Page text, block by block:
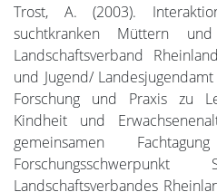
Trost, A. (2003).
suchtkranken Müttern
Landschaftsverband
und Jugend/
Forschung und Praxis zu
Kindheit und
gemeinsamen
Landschaftsverbandes